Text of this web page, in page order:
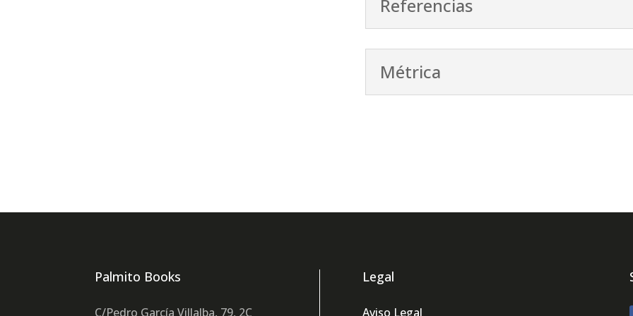
Referencias
Métrica
Palmito Books
C/Pedro García Villalba, 79, 2C
Legal
Aviso Legal